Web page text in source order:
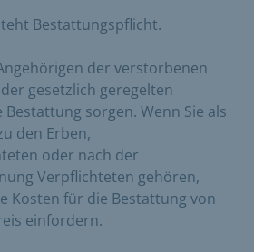
Bestattungspflicht.
der verstorbenen
gesetzlich geregelten
sorgen. Wenn Sie als
den Erben,
oder nach der
Verpflichteten gehören,
Kosten für die Bestattung von
einfordern.